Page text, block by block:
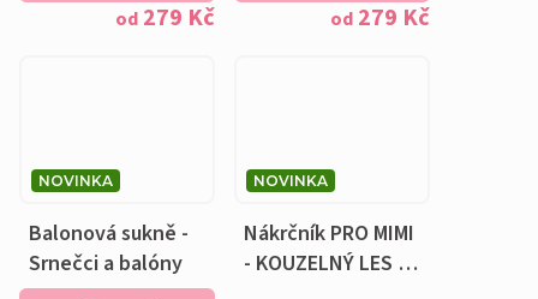
od 279 Kč od 279 Kč
NOVINKA
Balonová sukně -
Srnečci a balóny
NOVINKA
Nákrčník PRO MIMI
- KOUZELNÝ LES -